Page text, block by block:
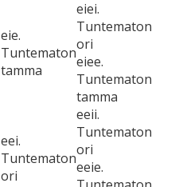
eie.
Tuntematon
tamma
eiei.
Tuntematon
ori
eiee.
Tuntematon
tamma
eei.
Tuntematon
ori
eeii.
Tuntematon
ori
eeie.